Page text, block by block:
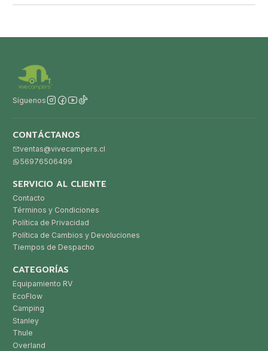
Síguenos
CONTÁCTANOS
ventas@vivecampers.cl
56976506499
SERVICIO AL CLIENTE
Contacto
Términos y Condiciones
Política de Privacidad
Política de Cambios y Devoluciones
Tiempos de Despacho
CATEGORÍAS
Equipamiento RV
EcoFlow
Camping
Stanley
Thule
Overland